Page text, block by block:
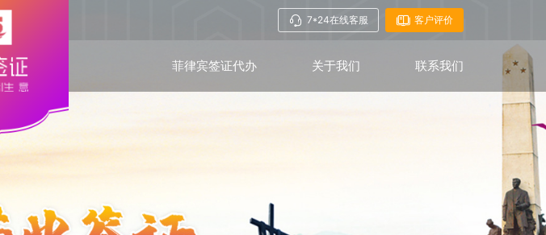
7*24在线客服 客户评价
菲律宾签证代办 关于我们 联系我们